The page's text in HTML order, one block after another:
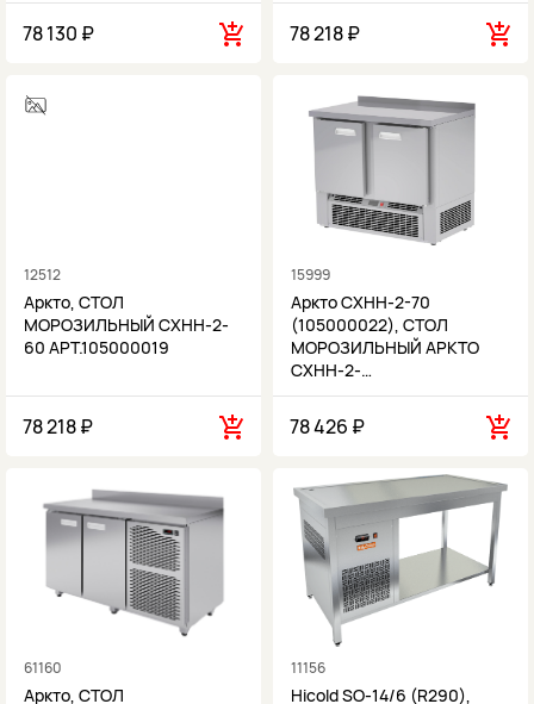
78 130 ₽ 78 218 ₽
12512
Аркто, СТОЛ
МОРОЗИЛЬНЫЙ СХНН-2-
60 АРТ.105000019
78 218 ₽
15999
Аркто СХНН-2-70
(105000022), СТОЛ
МОРОЗИЛЬНЫЙ АРКТО
СХНН-2-…
78 426 ₽
61160
Аркто, СТОЛ
11156
Hicold SO-14/6 (R290),